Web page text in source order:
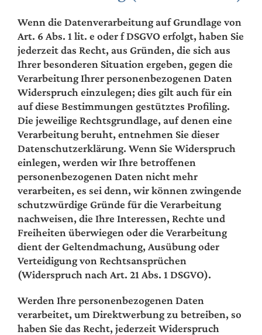
Wenn die Datenverarbeitung auf Grundlage von
Art. 6 Abs. 1 lit. e oder f DSGVO erfolgt, haben Sie
jederzeit das Recht, aus Gründen, die sich aus
Ihrer besonderen Situation ergeben, gegen die
Verarbeitung Ihrer personenbezogenen Daten
Widerspruch einzulegen; dies gilt auch für ein
auf diese Bestimmungen gestütztes Profiling.
Die jeweilige Rechtsgrundlage, auf denen eine
Verarbeitung beruht, entnehmen Sie dieser
Datenschutzerklärung. Wenn Sie Widerspruch
einlegen, werden wir Ihre betroffenen
personenbezogenen Daten nicht mehr
verarbeiten, es sei denn, wir können zwingende
schutzwürdige Gründe für die Verarbeitung
nachweisen, die Ihre Interessen, Rechte und
Freiheiten überwiegen oder die Verarbeitung
dient der Geltendmachung, Ausübung oder
Verteidigung von Rechtsansprüchen
(Widerspruch nach Art. 21 Abs. 1 DSGVO).
Werden Ihre personenbezogenen Daten
verarbeitet, um Direktwerbung zu betreiben, so
haben Sie das Recht, jederzeit Widerspruch